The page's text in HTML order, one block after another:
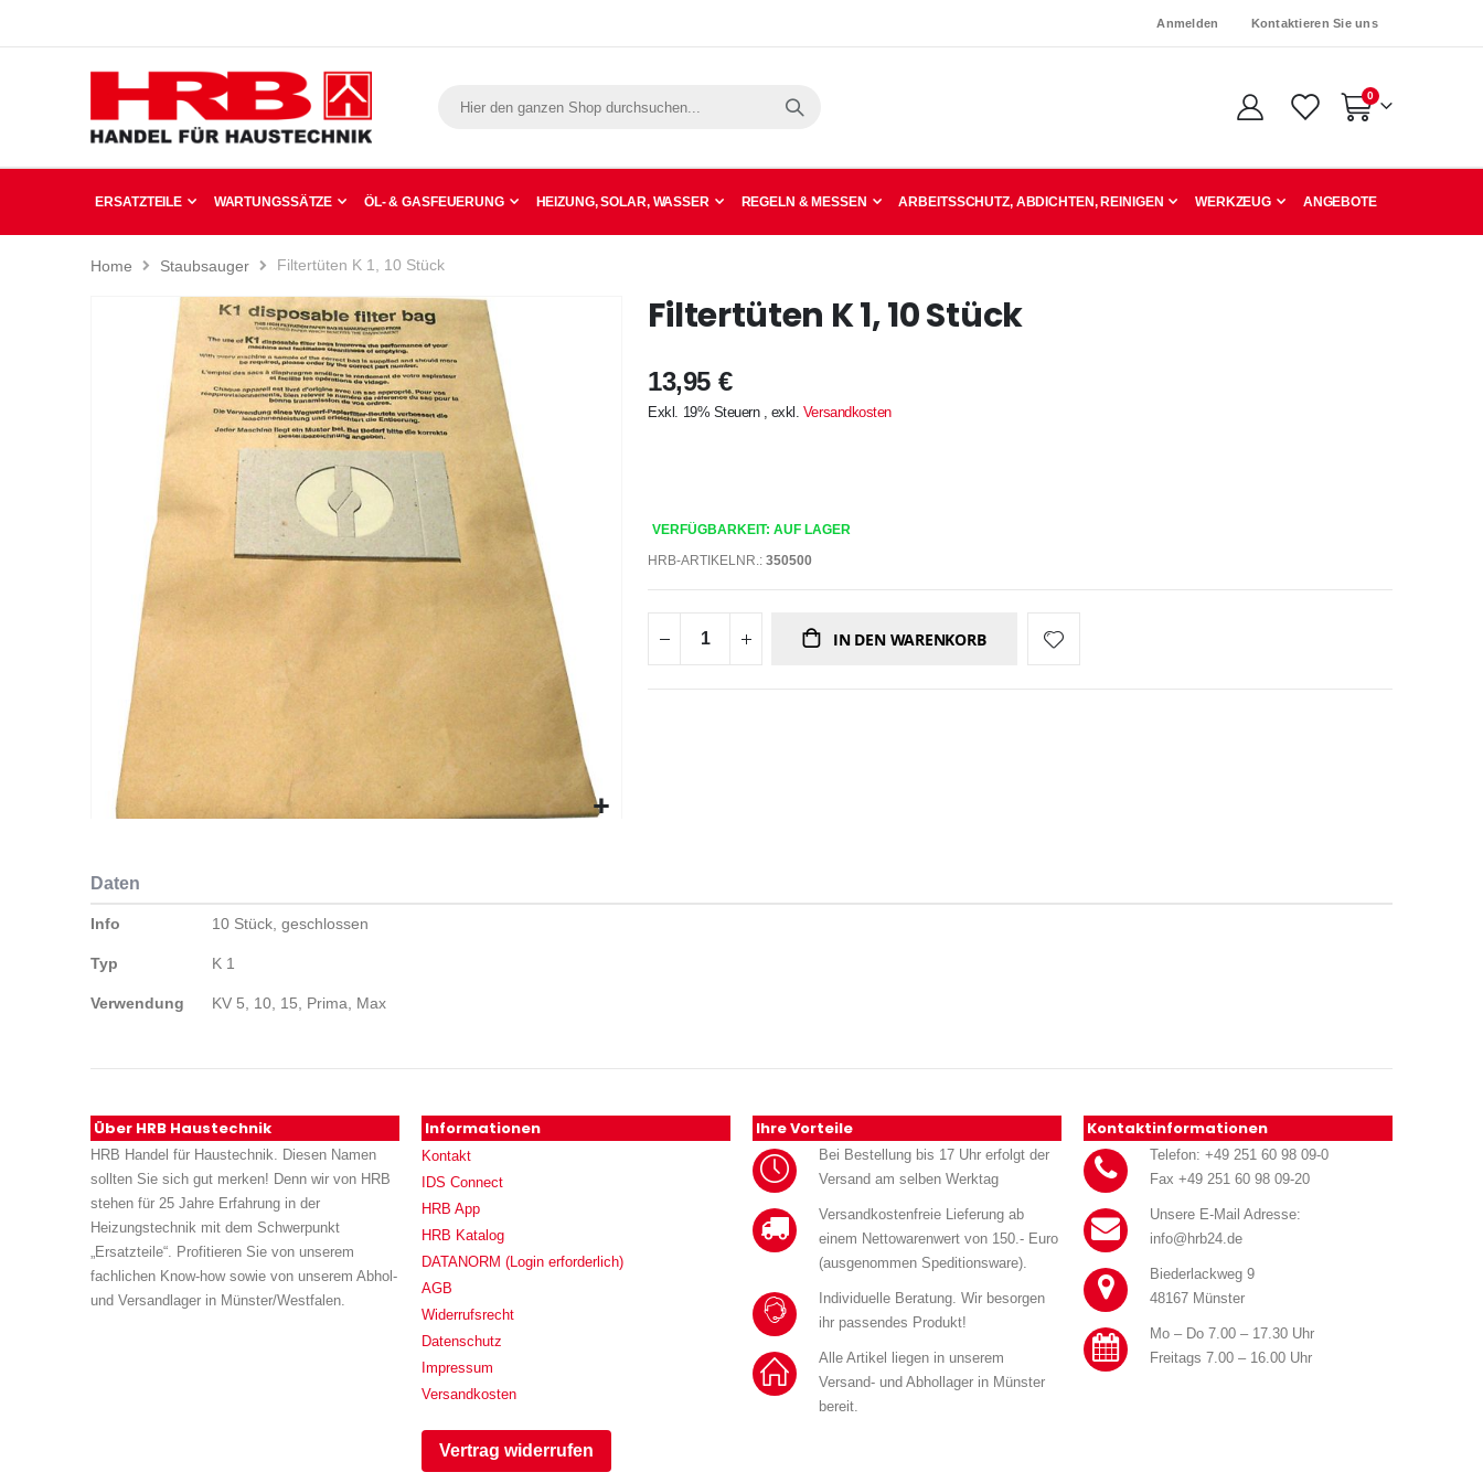
Anmelden Kontaktieren Sie uns
Warenkorb
0Artikel
ERSATZTEILE WARTUNGSSÄTZE ÖL- & GASFEUERUNG HEIZUNG, SOLAR, WASSER REGELN & MESSEN ARBEITSSCHUTZ, ABDICHTEN, REINIGEN WERKZEUG ANGEBOTE
Home Staubsauger Filtertüten K 1, 10 Stück
Bildergalerie
der
Bildergalerie
Filtertüten K 1, 10 Stück
13,95 €
Exkl. 19% Steuern , exkl. Versandkosten
VERFÜGBARKEIT: AUF LAGER
HRB-ARTIKELNR.:350500
IN DEN WARENKORB
Daten
Daten
Info 10 Stück, geschlossen
Typ K 1
Verwendung KV 5, 10, 15, Prima, Max
Über HRB Haustechnik
HRB Handel für Haustechnik. Diesen Namen
sollten Sie sich gut merken! Denn wir von HRB
stehen für 25 Jahre Erfahrung in der
Heizungstechnik mit dem Schwerpunkt
„Ersatzteile“. Profitieren Sie von unserem
fachlichen Know-how sowie von unserem Abhol-
und Versandlager in Münster/Westfalen.
Informationen
Kontakt
IDS Connect
HRB App
HRB Katalog
DATANORM (Login erforderlich)
AGB
Widerrufsrecht
Datenschutz
Impressum
Versandkosten
Vertrag widerrufen
Ihre Vorteile
Bei Bestellung bis 17 Uhr erfolgt der
Versand am selben Werktag
Versandkostenfreie Lieferung ab
einem Nettowarenwert von 150.- Euro
(ausgenommen Speditionsware).
Individuelle Beratung. Wir besorgen
ihr passendes Produkt!
Alle Artikel liegen in unserem
Versand- und Abhollager in Münster
bereit.
Kontaktinformationen
Telefon: +49 251 60 98 09-0
Fax +49 251 60 98 09-20
Unsere E-Mail Adresse:
info@hrb24.de
Biederlackweg 9
48167 Münster
Mo – Do 7.00 – 17.30 Uhr
Freitags 7.00 – 16.00 Uhr